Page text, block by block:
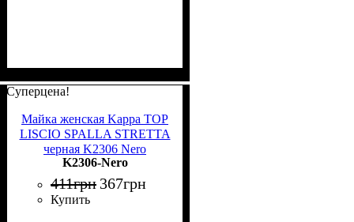
Суперцена!
Майка женская Kappa TOP
LISCIO SPALLA STRETTA
черная K2306 Nero
K2306-Nero
411грн 367грн
Купить